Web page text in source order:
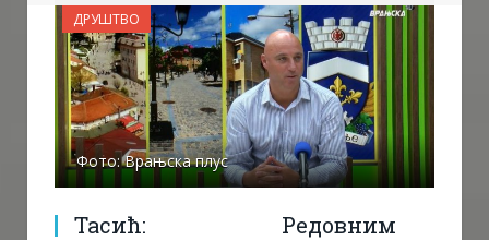
Фото: Врањска плус
Тасић: Редовним
ДРУШТВО